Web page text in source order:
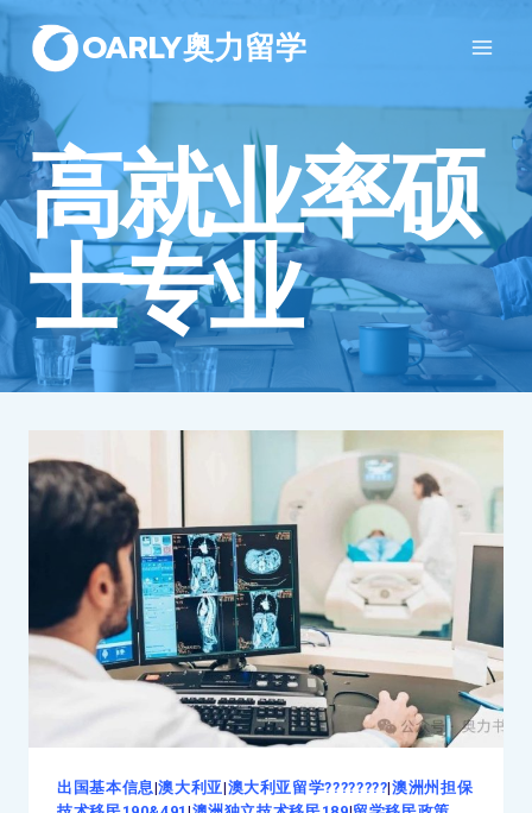
OARLY奥力留学
高就业率硕
士专业
出国基本信息|澳大利亚|澳大利亚留学????????|澳洲州担保